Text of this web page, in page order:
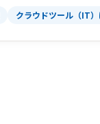
クラウドツール（IT